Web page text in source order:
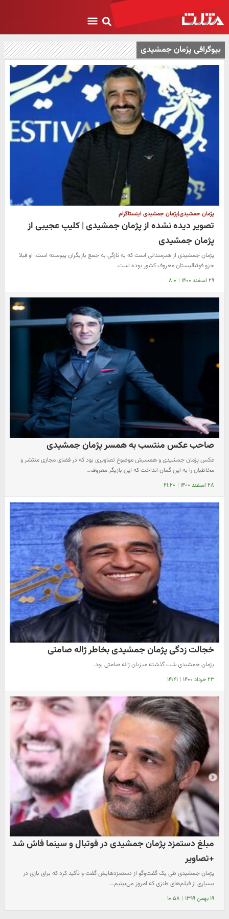
بیوگرافی پژمان جمشیدی
پژمان جمشیدی|پژمان جمشیدی اینستاگرام
تصویر دیده نشده از پژمان جمشیدی | کلیپ عجیبی از
پژمان جمشیدی
پژمان جمشیدی از هنرمندانی است که به تازگی به جمع بازیگران پیوسته است. او قبلا
جزو فوتبالیستان معروف کشور بوده است.
۲۹ اسفند ۱۴۰۰ | ۸:۰
صاحب عکس منتسب به همسر پژمان جمشیدی
عکس پژمان جمشیدی و همسرش موضوع تصاویری بود که در فضای مجازی منتشر و
مخاطبان را به این گمان انداخت که این بازیگر معروف…
۲۸ اسفند ۱۴۰۰ | ۲۱:۲۰
خجالت زدگی پژمان جمشیدی بخاطر ژاله صامتی
پژمان جمشیدی شب گذشته میزبان ژاله صامتی بود.
۲۳ خرداد ۱۴۰۰ | ۱۴:۴۱
مبلغ دستمزد پژمان جمشیدی در فوتبال و سینما فاش شد
+تصاویر
پژمان جمشیدی طی یک گفت‌وگو از دستمزدهایش گفت و تأکید کرد که برای بازی در
بسیاری از فیلم‌های طنزی که امروز می‌بینیم…
۱۹ بهمن ۱۳۹۹ | ۱۰:۵۸